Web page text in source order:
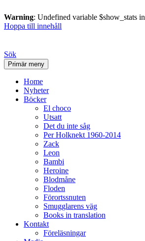
Warning: Undefined variable $show_stats in
Hoppa till innehåll
Sök
Primär meny
Home
Nyheter
Böcker
El choco
Utsatt
Det du inte såg
Per Holknekt 1960-2014
Zack
Leon
Bambi
Heroine
Blodmåne
Floden
Förortssnuten
Smugglarens väg
Books in translation
Kontakt
Föreläsningar